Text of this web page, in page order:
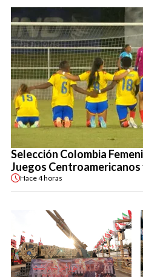
Selección Colombia
Juegos Centroamericanos
Hace4 horas